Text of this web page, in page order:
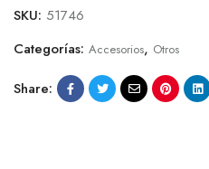
SKU: 51746
Categorías: Accesorios, Otros
Share: